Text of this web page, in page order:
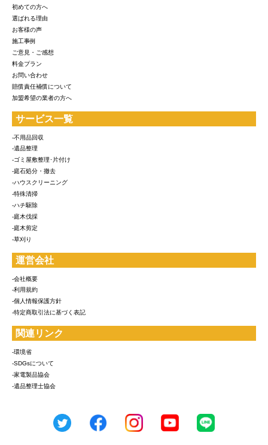
初めての方へ
選ばれる理由
お客様の声
施工事例
ご意見・ご感想
料金プラン
お問い合わせ
賠償責任補償について
加盟希望の業者の方へ
サービス一覧
-不用品回収
-遺品整理
-ゴミ屋敷整理･片付け
-庭石処分・撤去
-ハウスクリーニング
-特殊清掃
-ハチ駆除
-庭木伐採
-庭木剪定
-草刈り
運営会社
-会社概要
-利用規約
-個人情報保護方針
-特定商取引法に基づく表記
関連リンク
-環境省
-SDGsについて
-家電製品協会
-遺品整理士協会